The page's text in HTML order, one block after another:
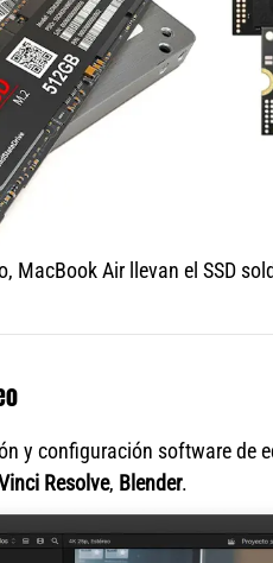
MacBook Air llevan el SSD
y configuración software de
Resolve, Blender.